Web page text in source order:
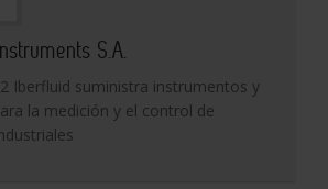
S.A.
Iberfluid suministra instrumentos y
la medición y el control de